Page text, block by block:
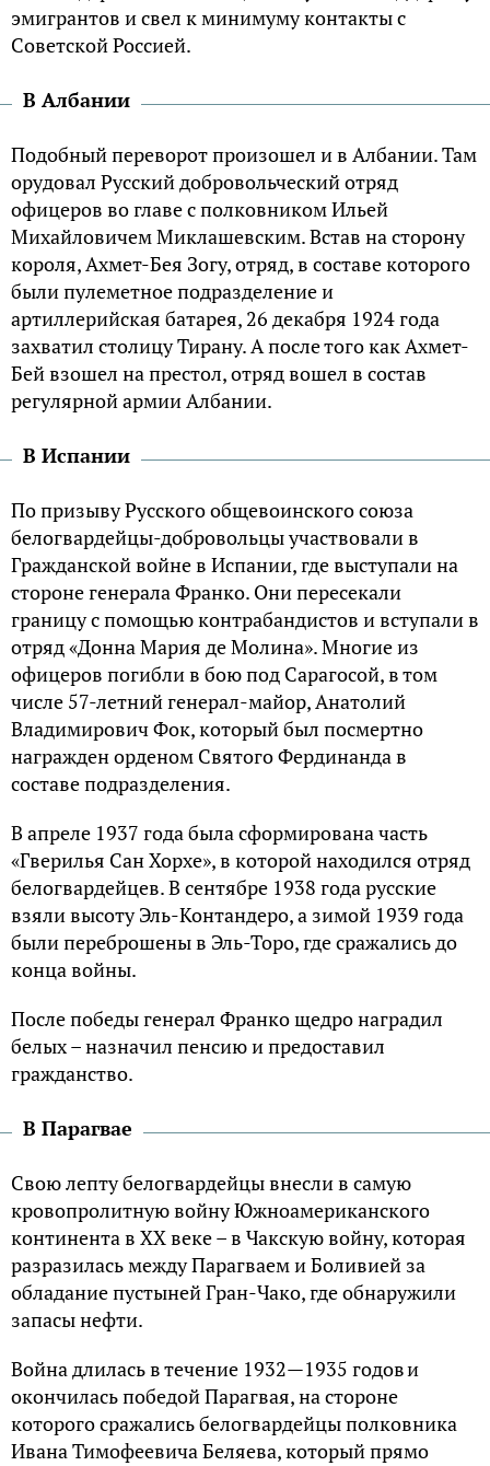
эмигрантов и свел к минимуму контакты с
Советской Россией.
В Албании
Подобный переворот произошел и в Албании. Там
орудовал Русский добровольческий отряд
офицеров во главе с полковником Ильей
Михайловичем Миклашевским. Встав на сторону
короля, Ахмет-Бея Зогу, отряд, в составе которого
были пулеметное подразделение и
артиллерийская батарея, 26 декабря 1924 года
захватил столицу Тирану. А после того как Ахмет-
Бей взошел на престол, отряд вошел в состав
регулярной армии Албании.
В Испании
По призыву Русского общевоинского союза
белогвардейцы-добровольцы участвовали в
Гражданской войне в Испании, где выступали на
стороне генерала Франко. Они пересекали
границу с помощью контрабандистов и вступали в
отряд «Донна Мария де Молина». Многие из
офицеров погибли в бою под Сарагосой, в том
числе 57-летний генерал-майор, Анатолий
Владимирович Фок, который был посмертно
награжден орденом Святого Фердинанда в
составе подразделения.
В апреле 1937 года была сформирована часть
«Гверилья Сан Хорхе», в которой находился отряд
белогвардейцев. В сентябре 1938 года русские
взяли высоту Эль-Контандеро, а зимой 1939 года
были переброшены в Эль-Торо, где сражались до
конца войны.
После победы генерал Франко щедро наградил
белых – назначил пенсию и предоставил
гражданство.
В Парагвае
Свою лепту белогвардейцы внесли в самую
кровопролитную войну Южноамериканского
континента в XX веке – в Чакскую войну, которая
разразилась между Парагваем и Боливией за
обладание пустыней Гран-Чако, где обнаружили
запасы нефти.
Война длилась в течение 1932—1935 годов и
окончилась победой Парагвая, на стороне
которого сражались белогвардейцы полковника
Ивана Тимофеевича Беляева, который прямо